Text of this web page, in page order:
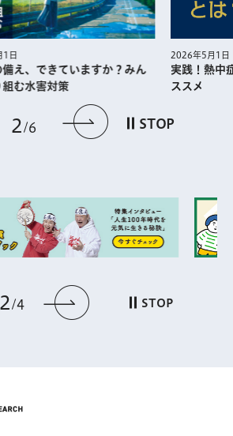
前のスライドを表示
2 6 次のスライドを
STOP
1日
備え、できていますか？みん
組む水害対策
2026年5月1日
実践！熱中
ススメ
前のスライドを表示
2 4 次のスライドを表
STOP